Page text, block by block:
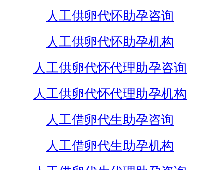
人工供卵代怀助孕咨询
人工供卵代怀助孕机构
人工供卵代怀代理助孕咨询
人工供卵代怀代理助孕机构
人工借卵代生助孕咨询
人工借卵代生助孕机构